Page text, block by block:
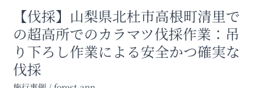
【伐採】山梨県北杜市高根町清里で
の超高所でのカラマツ伐採作業：吊
り下ろし作業による安全かつ確実な
伐採
高
所
で
の